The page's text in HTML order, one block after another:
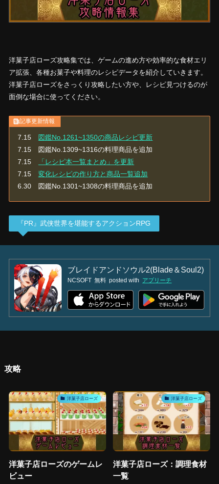
洋菓子店ローズ攻略集では、ゲームの進め方や効率的な食材エリ
ア拡張、各種お菓子や料理のレシピデータを紹介していきます。
洋菓子店ローズをさっくり攻略したい方や、レシピ見つけるのが
面倒な場合に使ってください。
記事更新情報
7.15 図鑑No.1261~1350の商品レシピ更新
7.15 図鑑No.1309~1316の料理商品を追加
7.15
「レシピ本一覧まとめ」を更新
7.15変化レシピの作り方と商品一覧追加
6.30 図鑑No.1301~1308の料理商品を追加
『PR』武侠世界を堪能するアクションRPG
ブレイドアンドソウル2(Blade＆Soul2)
NCSOFT 無料 posted with アプリーチ
攻略
洋菓子店ローズ
洋菓子店ローズのゲームレ
ビュー
洋菓子店ローズ
洋菓子店ローズ：調理食材
一覧